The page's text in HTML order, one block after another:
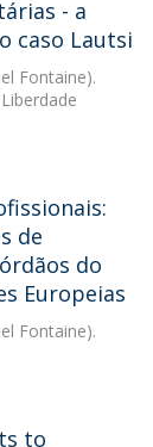
- a
caso Lautsi
Fontaine).
de
do
Europeias
Fontaine).
to